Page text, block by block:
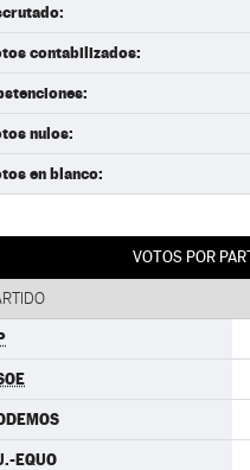
contabilizados:
nulos:
en blanco:
VOTOS POR
EQUO